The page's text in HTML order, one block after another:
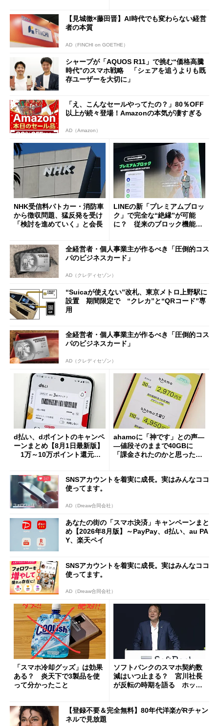
【見城徹×藤田晋】AI時代でも変わらない経営
者の本質
AD（FINCHI on GOETHE）
シャープが「AQUOS R11」で挑む“価格高騰
時代”のスマホ戦略 「シェアを追うよりも既
存ユーザーを大切に」
「え、こんなセールやってたの？」80％OFF
以上が続々登場！Amazonの本気が凄すぎる
AD（Amazon）
NHK受信料パトカー・消防車
から徴収問題、猛反発を受け
「検討を進めていく」と会長
LINEの新「プレミアムブロッ
ク」で完全な“絶縁”が可能
に？ 従来のブロック機能と
全経営者・個人事業主が作るべき「圧倒的コス
パのビジネスカード」
AD（クレディセゾン）
“Suicaが使えない”改札、東京メトロ上野駅に
設置 期間限定で “クレカ”と“QRコード”専
用
全経営者・個人事業主が作るべき「圧倒的コス
パのビジネスカード」
AD（クレディセゾン）
d払い、dポイントのキャンペ
ーンまとめ【8月1日最新版】
1万～10万ポイント還元の
ahamoに「神です」との声―
―値段そのままで40GBに
「課金されたのかと思った」
SNSアカウントを着実に成長。実はみんなココ
使ってます。
AD（Dreaw合同会社）
あなたの街の「スマホ決済」キャンペーンまと
め【2026年8月版】～PayPay、d払い、au PA
Y、楽天ペイ
SNSアカウントを着実に成長。実はみんなココ
使ってます。
AD（Dreaw合同会社）
「スマホ冷却グッズ」は効果
ある？ 炎天下で3製品を使
って分かったこと
ソフトバンクのスマホ契約数
減はいつ止まる？ 宮川社長
が反転の時期を語る ホッピ
【登録不要＆完全無料】80年代洋楽がRチャン
ネルで見放題